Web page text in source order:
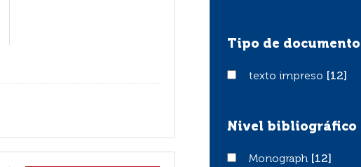
Tipo de documento
texto impreso
texto impreso [12]
Nivel bibliográfico
Monograph
Monograph [12]